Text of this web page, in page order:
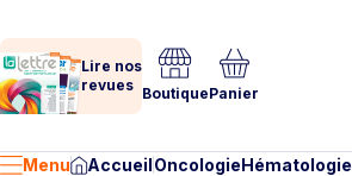
Lire nos
revues BoutiquePanier
Menu AccueilOncologieHématologie